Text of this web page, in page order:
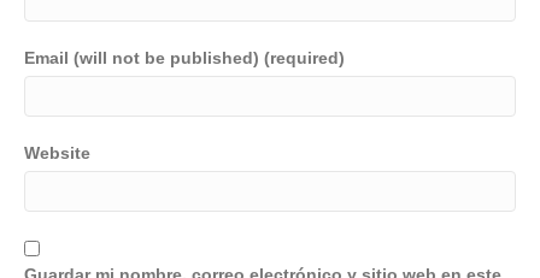
Email (will not be published) (required)
Website